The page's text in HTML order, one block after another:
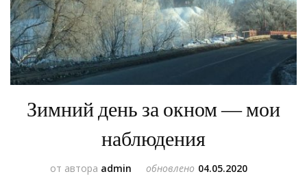
Зимний день за окном — мои
наблюдения
от автора admin обновлено 04.05.2020